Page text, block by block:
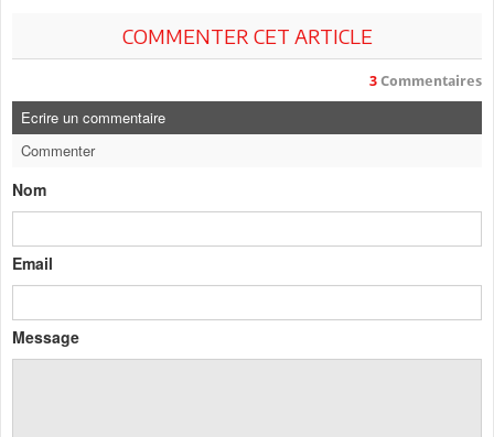
COMMENTER CET ARTICLE
3 Commentaires
Ecrire un commentaire
Commenter
Nom
Email
Message